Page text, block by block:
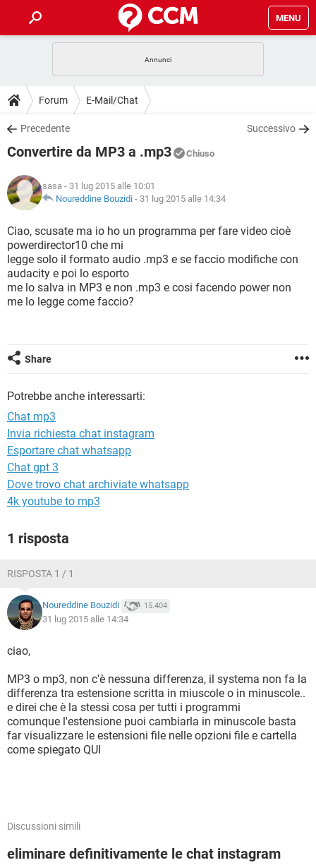
MENU
INTRATTENIMENTO
iOS
INSTAGRAM WHATSAPP
TIKTOK
HARDWARE
GUIDE
COVID-19
INSTAGRAM
TIKTOK
HARDWARE
DOWNLOAD
COVID-19 GAMING
INTRATTENIMENTO
iOS WINDOWS 10
INSTAGRAM
TIKTOK
HARDWARE
COVID-19
INTRATTENIMENTO
iOS WINDOWS 10
INSTAGRAM WHATSAPP
TIKTOK FACEBOOK
HARDWARE
GLOSSARIO
COVID-19
INTRATTENIMENTO
iOS
INSTAGRAM
Forum E-Mail/Chat
Precedente Successivo
Convertire da MP3 a .mp3 Chiuso
sasa - 31 lug 2015 alle 10:01
Noureddine Bouzidi - 31 lug 2015 alle 14:34
Ciao, scusate ma io ho un programma per fare video cioè
powerdirector10 che mi
legge solo il formato audio .mp3 e se faccio modifiche con
audacity e poi lo esporto
me lo salva in MP3 e non .mp3 e cosi facendo power non
me lo legge come faccio?
Share
Potrebbe anche interessarti:
Chat mp3
Invia richiesta chat instagram
Esportare chat whatsapp
Chat gpt 3
Dove trovo chat archiviate whatsapp
4k youtube to mp3
1 risposta
RISPOSTA 1 / 1
Noureddine Bouzidi 15.404
31 lug 2015 alle 14:34
ciao,
MP3 o mp3, non c'è nessuna differenza, il systema non fa la
differenza tra estensione scritta in miuscole o in minuscole..
e direi che è la stessi cosa per tutti i programmi
comunque l'estensione puoi cambiarla in minuscole basta
far visualizzare le estensioni file nelle opzioni file e cartella
come spiegato QUI
Discussioni simili
eliminare definitivamente le chat instagram